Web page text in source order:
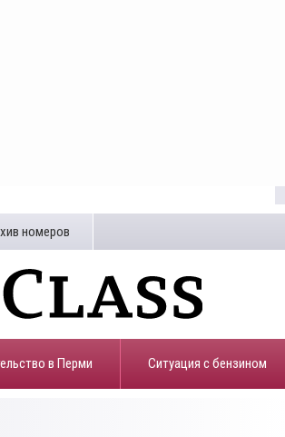
номеров
в Перми ​Ситуация с бензином